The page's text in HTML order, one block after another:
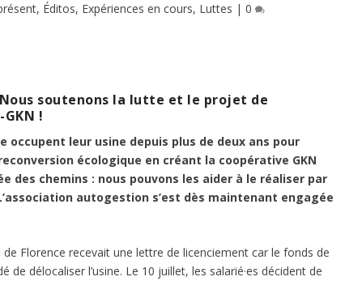
, Éditos, Expériences en cours, Luttes | 0
soutenons la lutte et le projet de
!
occupent leur usine depuis plus de deux ans pour
écologique en créant la coopérative GKN
des chemins : nous pouvons les aider à le réaliser par
autogestion s’est dès maintenant engagée
de Florence recevait une lettre de licenciement car le fonds de
délocaliser l’usine. Le 10 juillet, les salarié·es décident de